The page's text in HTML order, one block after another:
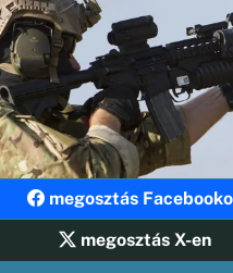
megosztás
megosztás X-en